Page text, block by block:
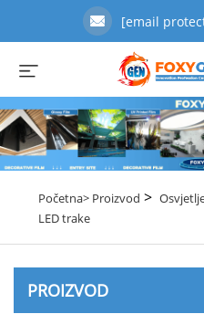
[email
Početna> Proizvod >
LED trake
PROIZVOD